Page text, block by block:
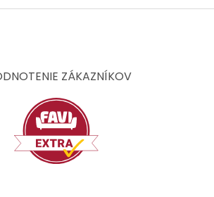
ZÁKAZNÍKOV